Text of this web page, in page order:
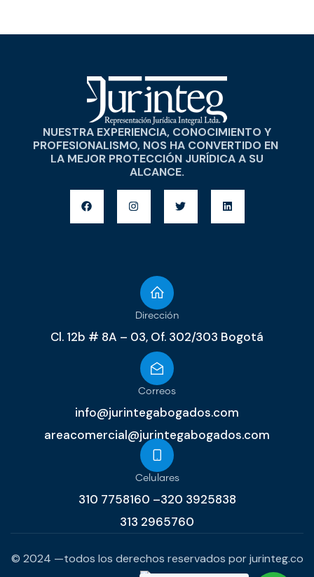
NUESTRA EXPERIENCIA, CONOCIMIENTO Y
PROFESIONALISMO, NOS HA CONVERTIDO EN
LA MEJOR PROTECCIÓN JURÍDICA A SU
ALCANCE.
Dirección
Cl. 12b # 8A – 03, Of. 302/303 Bogotá
Correos
info@jurintegabogados.com
areacomercial@jurintegabogados.com
Celulares
310 7758160 –320 3925838
313 2965760
© 2024 —todos los derechos reservados por jurinteg.co